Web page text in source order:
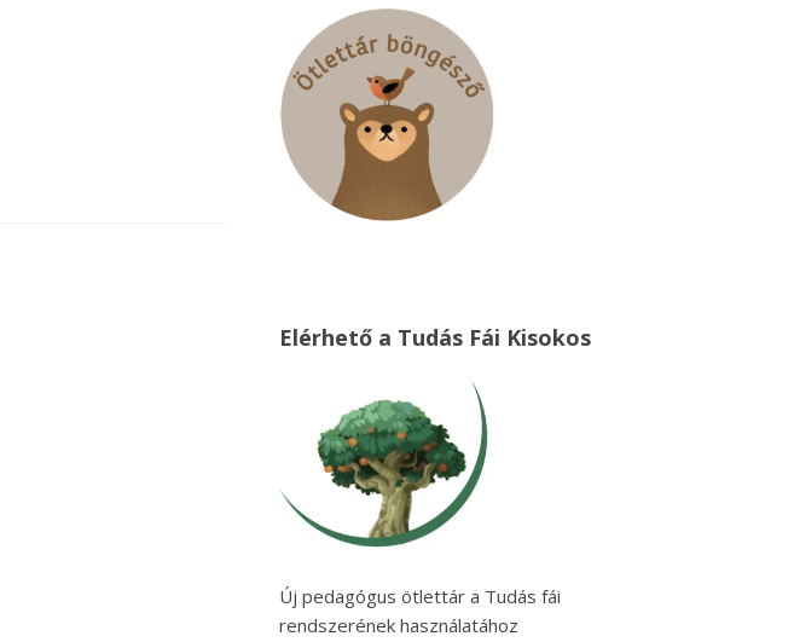
Elérhető a Tudás Fái Kisokos
Új pedagógus ötlettár a Tudás fái
rendszerének használatához